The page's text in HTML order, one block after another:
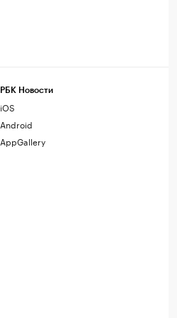
РБК Новости
iOS
Android
AppGallery